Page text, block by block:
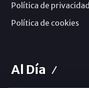
Política de privacidad
Política de cookies
Al Día